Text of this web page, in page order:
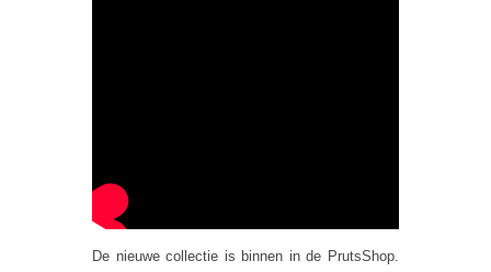
De nieuwe collectie is binnen in de PrutsShop.